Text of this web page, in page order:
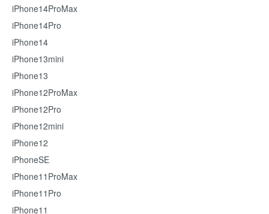
iPhone14ProMax
iPhone14Pro
iPhone14
iPhone13mini
iPhone13
iPhone12ProMax
iPhone12Pro
iPhone12mini
iPhone12
iPhoneSE
iPhone11ProMax
iPhone11Pro
iPhone11